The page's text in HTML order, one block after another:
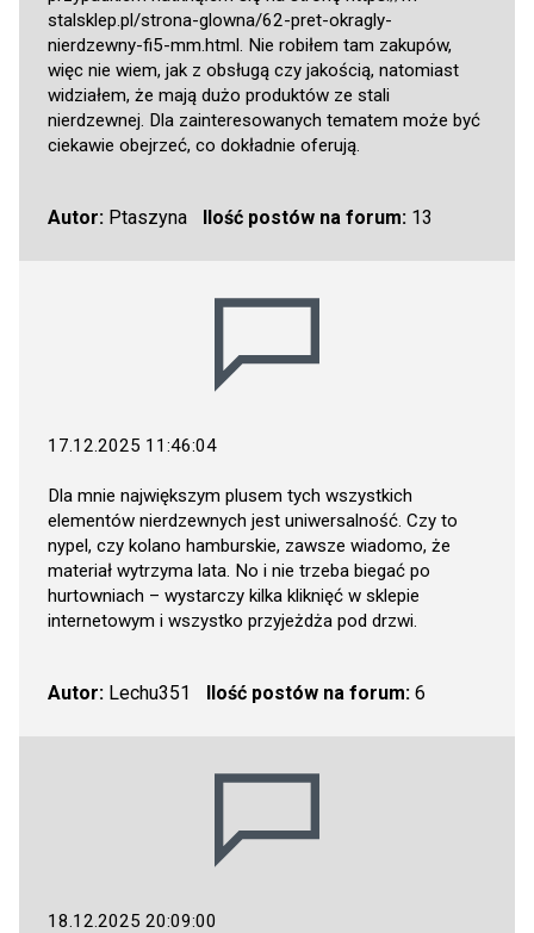
stalsklep.pl/strona-glowna/62-pret-okragly-
nierdzewny-fi5-mm.html. Nie robiłem tam zakupów,
więc nie wiem, jak z obsługą czy jakością, natomiast
widziałem, że mają dużo produktów ze stali
nierdzewnej. Dla zainteresowanych tematem może być
ciekawie obejrzeć, co dokładnie oferują.
Autor: Ptaszyna Ilość postów na forum:13
17.12.2025 11:46:04
Dla mnie największym plusem tych wszystkich
elementów nierdzewnych jest uniwersalność. Czy to
nypel, czy kolano hamburskie, zawsze wiadomo, że
materiał wytrzyma lata. No i nie trzeba biegać po
hurtowniach – wystarczy kilka kliknięć w sklepie
internetowym i wszystko przyjeżdża pod drzwi.
Autor: Lechu351 Ilość postów na forum:6
18.12.2025 20:09:00